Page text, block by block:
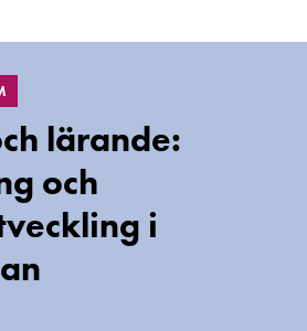
lärande:
och
i